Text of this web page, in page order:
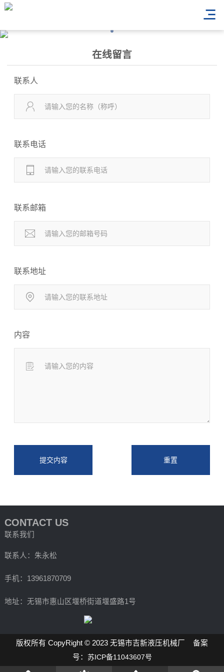
在线留言
联系人
联系电话
联系邮箱
联系地址
内容
CONTACT US
联系我们
联系人：朱永松
手机：13961870709
地址：无锡市惠山区堰桥街道堰盛路1号
版权所有 CopyRight © 2023 无锡市吉新液压机械厂 备案
号： 苏ICP备11043607号